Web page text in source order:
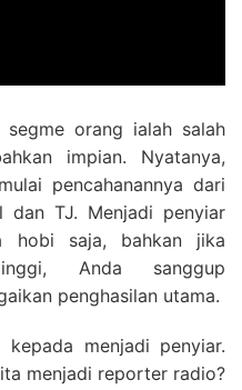
orang ialah salah
impian. Nyatanya,
pencahanannya dari
dan TJ. Menjadi penyiar
hobi saja, bahkan jika
Anda sanggup
penghasilan utama.
menjadi penyiar.
menjadi reporter radio?